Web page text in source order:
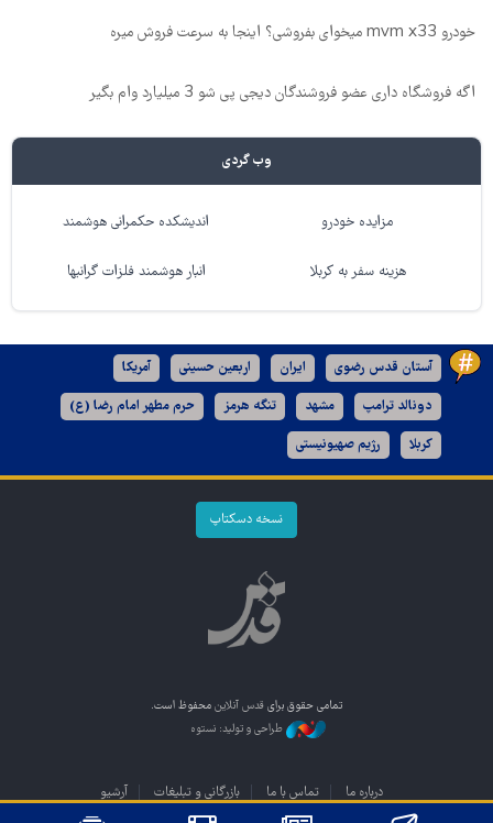
خودرو mvm x33 میخوای بفروشی؟ اینجا به سرعت فروش میره
اگه فروشگاه داری عضو فروشندگان دیجی پی شو 3 میلیارد وام بگیر
وب گردی
مزایده خودرو اندیشکده حکمرانی هوشمند
هزینه سفر به کربلا انبار هوشمند فلزات گرانبها
آستان قدس رضوی ایران اربعین حسینی آمریکا
دونالد ترامپ مشهد تنگه هرمز حرم مطهر امام رضا (ع)
کربلا رژیم صهیونیستی
نسخه دسکتاپ
تمامی حقوق برای قدس آنلاین محفوظ است.
طراحی و تولید: نستوه
درباره ما تماس با ما بازرگانی و تبلیغات آرشیو